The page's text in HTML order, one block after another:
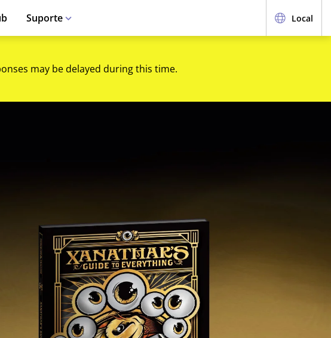
Suporte Local
may be delayed during this time.